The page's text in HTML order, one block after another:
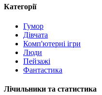
Категорії
Гумор
Дівчата
Комп'ютерні ігри
Люди
Пейзажі
Фантастика
Лічильники та статистика